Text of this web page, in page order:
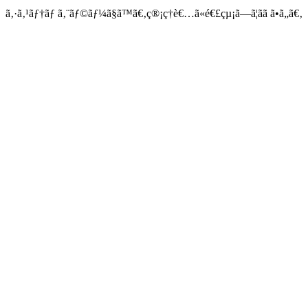
ã‚·ã‚¹ãƒ†ãƒ ã‚¨ãƒ©ãƒ¼ã§ã™ã€‚ç®¡ç†è€…ã«é€£çµ¡ã—ã¦ãã ã•ã„ã€‚